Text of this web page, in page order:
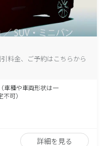
料金、ご予約はこちらから
車種や車両形状は一
可）
詳細を見る